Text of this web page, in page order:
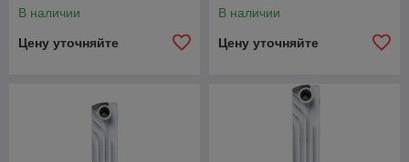
В наличии
Цену уточняйте
В наличии
Цену уточняйте